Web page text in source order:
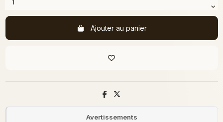
Ajouter au panier
Avertissements